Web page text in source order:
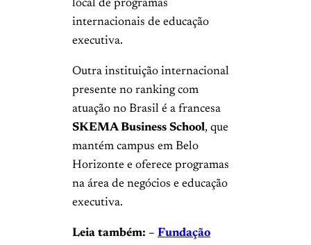
local de programas
internacionais de educação
executiva.
Outra instituição internacional
presente no ranking com
atuação no Brasil é a francesa
SKEMA Business School, que
mantém campus em Belo
Horizonte e oferece programas
na área de negócios e educação
executiva.
Leia também: – Fundação